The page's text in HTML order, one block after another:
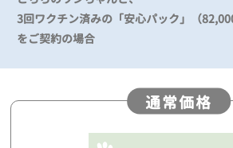
3回ワクチン済みの「安心パック」（
をご契約の場合
通常価格